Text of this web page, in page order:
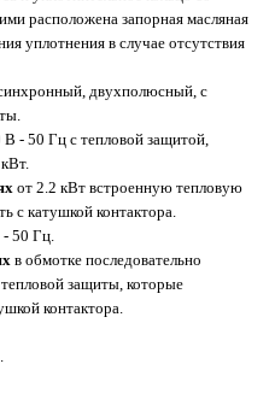
расположена запорная масляная
уплотнения в случае отсутствия
двухполюсный, с
- 50 Гц с тепловой защитой,
от 2.2 кВт встроенную тепловую
с катушкой контактора.
50 Гц.
в обмотке последовательно
защиты, которые
контактора.